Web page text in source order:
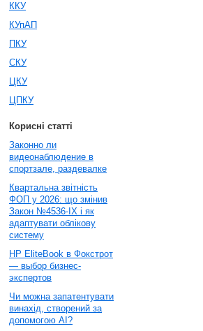
ККУ
КУпАП
ПКУ
СКУ
ЦКУ
ЦПКУ
Корисні статті
Законно ли
видеонаблюдение в
спортзале, раздевалке
Квартальна звітність
ФОП у 2026: що змінив
Закон №4536-IX і як
адаптувати облікову
систему
HP EliteBook в Фокстрот
— выбор бизнес-
экспертов
Чи можна запатентувати
винахід, створений за
допомогою AI?